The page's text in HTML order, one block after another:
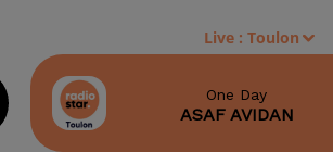
Live :Toulon
One Day
ASAF AVIDAN